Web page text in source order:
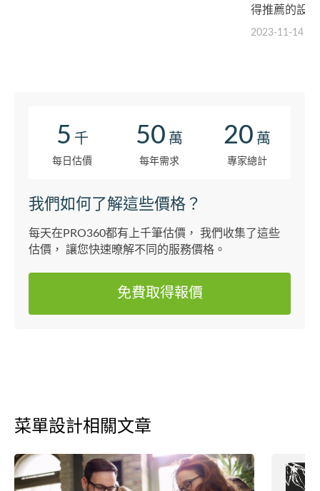
得推薦的設
2023-11-14
5 千
每日估價
50 萬
每年需求
20 萬
專家總計
我們如何了解這些價格？
每天在PRO360都有上千筆估價， 我們收集了這些
估價， 讓您快速暸解不同的服務價格。
免費取得報價
菜單設計相關文章